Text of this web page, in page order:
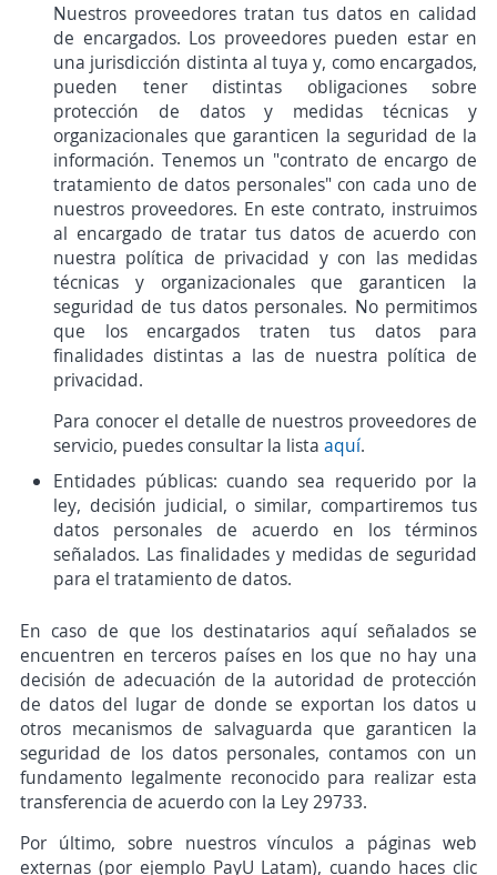
Nuestros proveedores tratan tus datos en calidad
de encargados. Los proveedores pueden estar en
una jurisdicción distinta al tuya y, como encargados,
pueden tener distintas obligaciones sobre
protección de datos y medidas técnicas y
organizacionales que garanticen la seguridad de la
información. Tenemos un "contrato de encargo de
tratamiento de datos personales" con cada uno de
nuestros proveedores. En este contrato, instruimos
al encargado de tratar tus datos de acuerdo con
nuestra política de privacidad y con las medidas
técnicas y organizacionales que garanticen la
seguridad de tus datos personales. No permitimos
que los encargados traten tus datos para
finalidades distintas a las de nuestra política de
privacidad.
Para conocer el detalle de nuestros proveedores de
servicio, puedes consultar la lista aquí.
Entidades públicas: cuando sea requerido por la
ley, decisión judicial, o similar, compartiremos tus
datos personales de acuerdo en los términos
señalados. Las finalidades y medidas de seguridad
para el tratamiento de datos.
En caso de que los destinatarios aquí señalados se
encuentren en terceros países en los que no hay una
decisión de adecuación de la autoridad de protección
de datos del lugar de donde se exportan los datos u
otros mecanismos de salvaguarda que garanticen la
seguridad de los datos personales, contamos con un
fundamento legalmente reconocido para realizar esta
transferencia de acuerdo con la Ley 29733.
Por último, sobre nuestros vínculos a páginas web
externas (por ejemplo PayU Latam), cuando haces clic